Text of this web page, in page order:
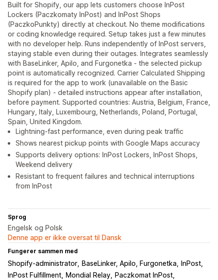
Built for Shopify, our app lets customers choose InPost
Lockers (Paczkomaty InPost) and InPost Shops
(PaczkoPunkty) directly at checkout. No theme modifications
or coding knowledge required. Setup takes just a few minutes
with no developer help. Runs independently of InPost servers,
staying stable even during their outages. Integrates seamlessly
with BaseLinker, Apilo, and Furgonetka - the selected pickup
point is automatically recognized. Carrier Calculated Shipping
is required for the app to work (unavailable on the Basic
Shopify plan) - detailed instructions appear after installation,
before payment. Supported countries: Austria, Belgium, France,
Hungary, Italy, Luxembourg, Netherlands, Poland, Portugal,
Spain, United Kingdom.
Lightning-fast performance, even during peak traffic
Shows nearest pickup points with Google Maps accuracy
Supports delivery options: InPost Lockers, InPost Shops,
Weekend delivery
Resistant to frequent failures and technical interruptions
from InPost
Sprog
Engelsk og Polsk
Denne app er ikke oversat til Dansk
Fungerer sammen med
Shopify-administrator BaseLinker, Apilo, Furgonetka
InPost
InPost Fulfillment
Mondial Relay
Paczkomat InPost